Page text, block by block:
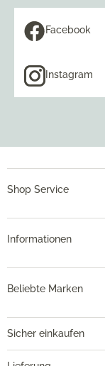
Facebook
Instagram
Shop Service
Informationen
Beliebte Marken
Sicher einkaufen